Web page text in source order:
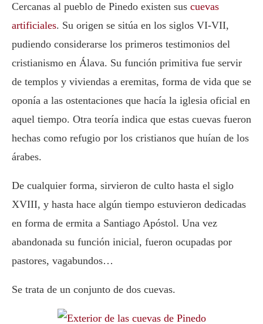
Cercanas al pueblo de Pinedo existen sus cuevas
artificiales. Su origen se sitúa en los siglos VI-VII,
pudiendo considerarse los primeros testimonios del
cristianismo en Álava. Su función primitiva fue servir
de templos y viviendas a eremitas, forma de vida que se
oponía a las ostentaciones que hacía la iglesia oficial en
aquel tiempo. Otra teoría indica que estas cuevas fueron
hechas como refugio por los cristianos que huían de los
árabes.
De cualquier forma, sirvieron de culto hasta el siglo
XVIII, y hasta hace algún tiempo estuvieron dedicadas
en forma de ermita a Santiago Apóstol. Una vez
abandonada su función inicial, fueron ocupadas por
pastores, vagabundos…
Se trata de un conjunto de dos cuevas.